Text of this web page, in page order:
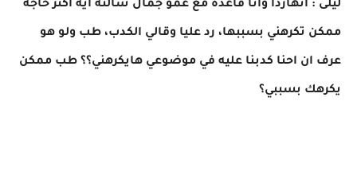
ليلى : انهاردا وانا قاعدة مع عمو جمال سالته ايه اكتر حاجة
ممكن تكرهني بسببها، رد عليا وقالي الكدب، طب ولو هو
عرف ان احنا كدبنا عليه في موضوعي هايكرهني؟؟ طب ممكن
يكرهك بسببي؟